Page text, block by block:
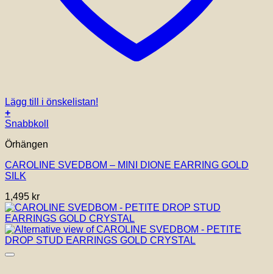
Lägg till i önskelistan!
+
Snabbkoll
Örhängen
CAROLINE SVEDBOM – MINI DIONE EARRING GOLD
SILK
1,495 kr